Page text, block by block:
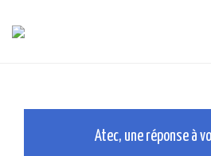
Atec, une réponse à